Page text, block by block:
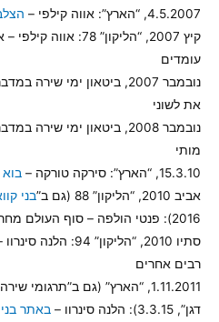
4.5.2007, “הארץ”: אווה קילפי –
קיץ 2007, “הליקון”
עומדים
את לשוני
מותי
15.3.10, “הארץ”: סירקה טורקה –
אביב 2010, “הליקון” 88 (גם ב”
בני
2016): פנטי הולפה – סוף העולם מחר;
סתיו 2010,
רבים אחרים
1.11.2011, “הארץ” (גם
דגן”, 3.3.15): הלנה סינרוו –
באתר